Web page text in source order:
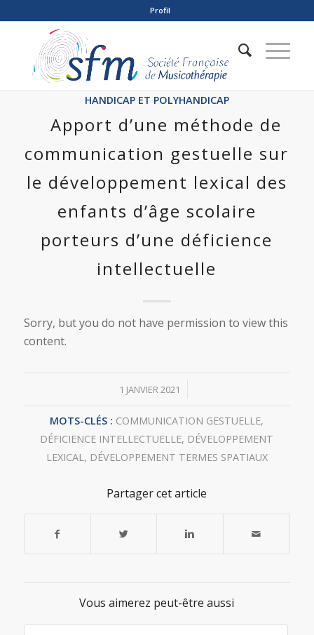
Profil
HANDICAP ET POLYHANDICAP
Apport d’une méthode de
communication gestuelle sur
le développement lexical des
enfants d’âge scolaire
porteurs d’une déficience
intellectuelle
Sorry, but you do not have permission to view this
content.
1 JANVIER 2021
/
MOTS-CLÉS : COMMUNICATION GESTUELLE,
DÉFICIENCE INTELLECTUELLE, DÉVELOPPEMENT
LEXICAL, DÉVELOPPEMENT TERMES SPATIAUX
Partager cet article
Vous aimerez peut-être aussi